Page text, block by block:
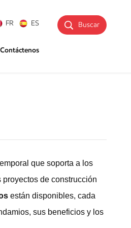
Buscar
FR ES
Contáctenos
que soporta a los
de construcción
están disponibles, cada
sus beneficios y los